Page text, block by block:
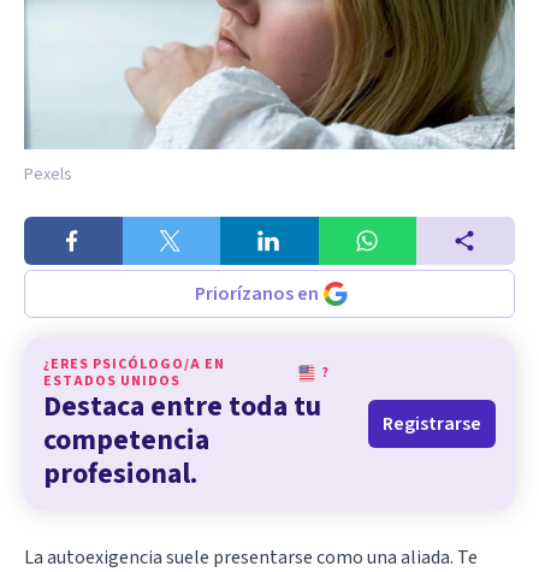
Pexels
Priorízanos en
¿ERES PSICÓLOGO/A EN
ESTADOS UNIDOS
?
Destaca entre toda tu
competencia
profesional.
Registrarse
La autoexigencia suele presentarse como una aliada. Te